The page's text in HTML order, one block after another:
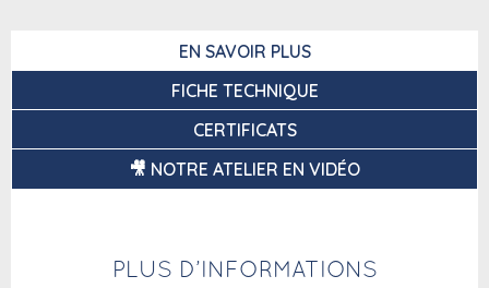
EN SAVOIR PLUS
FICHE TECHNIQUE
CERTIFICATS
🎥 NOTRE ATELIER EN VIDÉO
PLUS D’INFORMATIONS